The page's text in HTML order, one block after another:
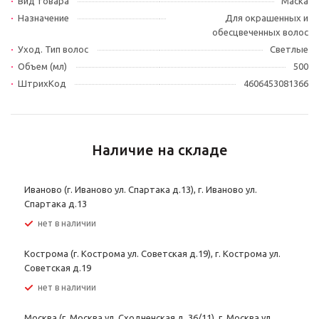
Назначение
Для окрашенных и
обесцвеченных волос
Уход. Тип волос
Светлые
Объем (мл)
500
ШтрихКод
4606453081366
Наличие на складе
Иваново (г. Иваново ул. Спартака д.13), г. Иваново ул.
Спартака д.13
Нет в наличии
Кострома (г. Кострома ул. Советская д.19), г. Кострома ул.
Советская д.19
Нет в наличии